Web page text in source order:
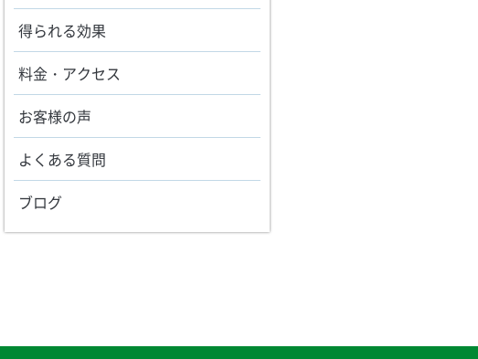
得られる効果
料金・アクセス
お客様の声
よくある質問
ブログ